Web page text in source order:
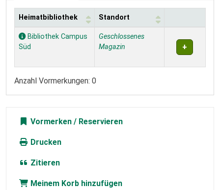
Exemplare
Heimatbibliothek Standort
Bibliothek Campus
Süd
Geschlossenes
Magazin
Anzahl Vormerkungen: 0
Vormerken
Drucken
Zitieren
Meinem Korb hinzufügen